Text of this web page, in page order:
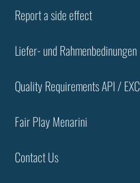
Report a side effect
Liefer- und Rahmenbedinungen
Quality Requirements API / EXC
Fair Play Menarini
Contact Us